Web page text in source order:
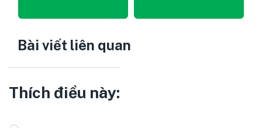
Bài viết liên quan
Thích điều này: